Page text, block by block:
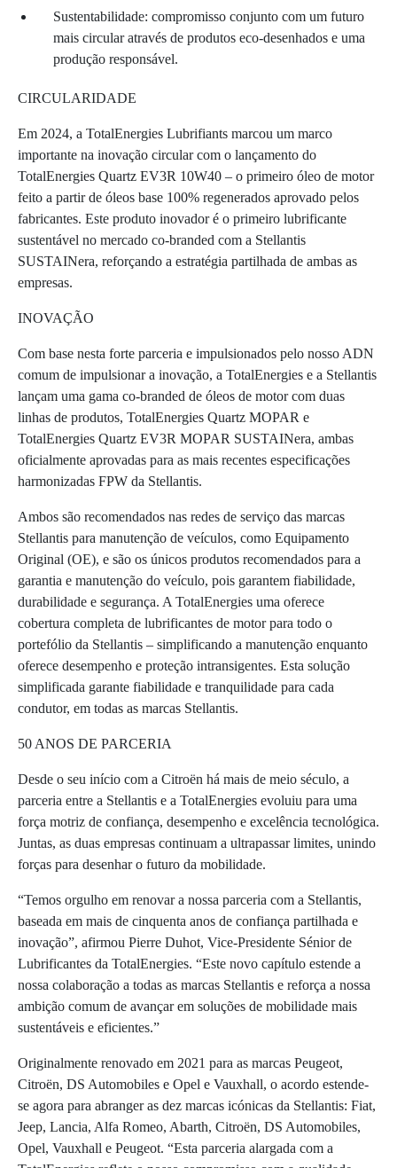
Sustentabilidade: compromisso conjunto com um futuro
mais circular através de produtos eco-desenhados e uma
produção responsável.
CIRCULARIDADE
Em 2024, a TotalEnergies Lubrifiants marcou um marco
importante na inovação circular com o lançamento do
TotalEnergies Quartz EV3R 10W40 – o primeiro óleo de motor
feito a partir de óleos base 100% regenerados aprovado pelos
fabricantes. Este produto inovador é o primeiro lubrificante
sustentável no mercado co-branded com a Stellantis
SUSTAINera, reforçando a estratégia partilhada de ambas as
empresas.
INOVAÇÃO
Com base nesta forte parceria e impulsionados pelo nosso ADN
comum de impulsionar a inovação, a TotalEnergies e a Stellantis
lançam uma gama co-branded de óleos de motor com duas
linhas de produtos, TotalEnergies Quartz MOPAR e
TotalEnergies Quartz EV3R MOPAR SUSTAINera, ambas
oficialmente aprovadas para as mais recentes especificações
harmonizadas FPW da Stellantis.
Ambos são recomendados nas redes de serviço das marcas
Stellantis para manutenção de veículos, como Equipamento
Original (OE), e são os únicos produtos recomendados para a
garantia e manutenção do veículo, pois garantem fiabilidade,
durabilidade e segurança. A TotalEnergies uma oferece
cobertura completa de lubrificantes de motor para todo o
portefólio da Stellantis – simplificando a manutenção enquanto
oferece desempenho e proteção intransigentes. Esta solução
simplificada garante fiabilidade e tranquilidade para cada
condutor, em todas as marcas Stellantis.
50 ANOS DE PARCERIA
Desde o seu início com a Citroën há mais de meio século, a
parceria entre a Stellantis e a TotalEnergies evoluiu para uma
força motriz de confiança, desempenho e excelência tecnológica.
Juntas, as duas empresas continuam a ultrapassar limites, unindo
forças para desenhar o futuro da mobilidade.
“Temos orgulho em renovar a nossa parceria com a Stellantis,
baseada em mais de cinquenta anos de confiança partilhada e
inovação”, afirmou Pierre Duhot, Vice-Presidente Sénior de
Lubrificantes da TotalEnergies. “Este novo capítulo estende a
nossa colaboração a todas as marcas Stellantis e reforça a nossa
ambição comum de avançar em soluções de mobilidade mais
sustentáveis e eficientes.”
Originalmente renovado em 2021 para as marcas Peugeot,
Citroën, DS Automobiles e Opel e Vauxhall, o acordo estende-
se agora para abranger as dez marcas icónicas da Stellantis: Fiat,
Jeep, Lancia, Alfa Romeo, Abarth, Citroën, DS Automobiles,
Opel, Vauxhall e Peugeot. “Esta parceria alargada com a